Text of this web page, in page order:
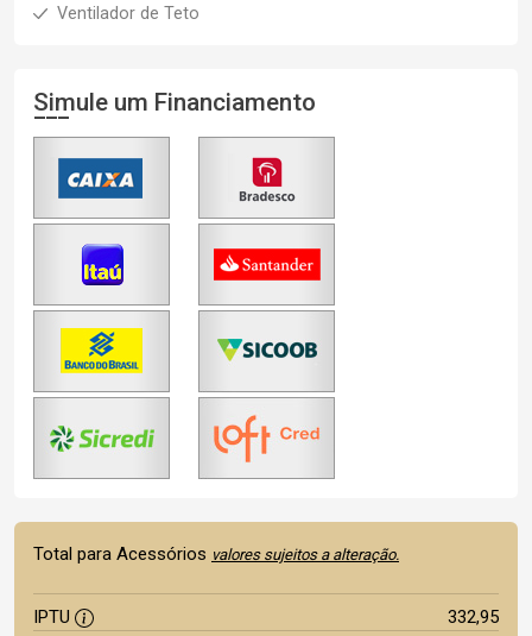
Ventilador de Teto
Simule um Financiamento
Total para Acessórios valores sujeitos a alteração.
IPTU 332,95